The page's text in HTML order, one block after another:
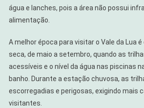
água e lanches, pois a área não possui
alimentação.
A melhor época para visitar o Vale da Lua
seca, de maio a setembro, quando as
acessíveis e o nível da água nas piscinas
banho. Durante a estação chuvosa, as
escorregadias e perigosas, exigindo mais
visitantes.